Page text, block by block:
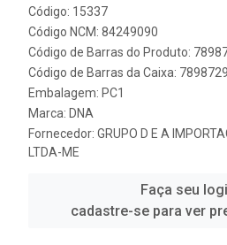
Código: 15337
Código NCM: 84249090
Código de Barras do Produto:
Código de Barras da Caixa:
Embalagem: PC1
Marca: DNA
Fornecedor: GRUPO D E A
LTDA-ME
Faça seu
cadastre-se para ver